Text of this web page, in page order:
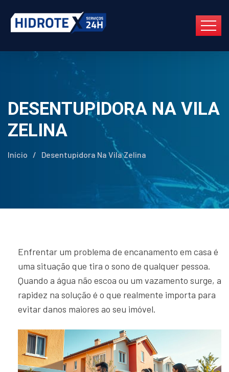
DESENTUPIDORA NA VILA
ZELINA
Início / Desentupidora Na Vila Zelina
Enfrentar um problema de encanamento em casa é
uma situação que tira o sono de qualquer pessoa.
Quando a água não escoa ou um vazamento surge, a
rapidez na solução é o que realmente importa para
evitar danos maiores ao seu imóvel.